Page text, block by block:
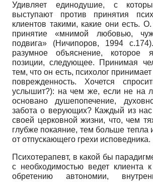
Удивляет единодушие, с
выступают против принятия
клиентов такими, какие они есть.
принятие «мнимой любовью,
подвига» (Ничи­поров, 1994
разумное объяснение, которое
позиции, следующее. Принимая
тем, что он есть, психолог принимает
поврежденность. Хочется
услышит?): на чем же, если не на
основано душепопечение,
забота о верующих? Каждый из нас
своей церковной жизни, что, чем
глубже покаяние, тем больше тепла
от отпускающего грехи исповедника.
Психотерапевт, в какой бы
с необходимостью ведет клиента
обретению автономии,